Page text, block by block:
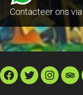
Contacteer ons via
Facebook
Twitter